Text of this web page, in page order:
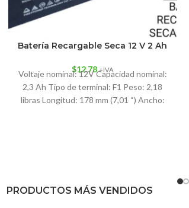
Batería Recargable Seca 12 V 2 Ah
$12.78 +IVA
Voltaje nominal: 12V Capacidad nominal:
2,3 Ah Tipo de terminal: F1 Peso: 2,18
libras Longitud: 178 mm (7,01 “) Ancho:
PRODUCTOS MÁS VENDIDOS